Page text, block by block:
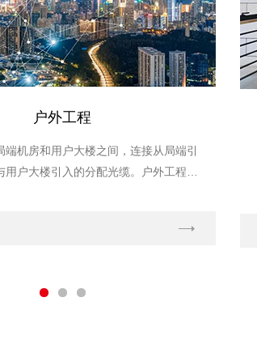
户外工程
端机房和用户大楼之间，连接从局端引
用户大楼引入的分配光缆。户外工程涉